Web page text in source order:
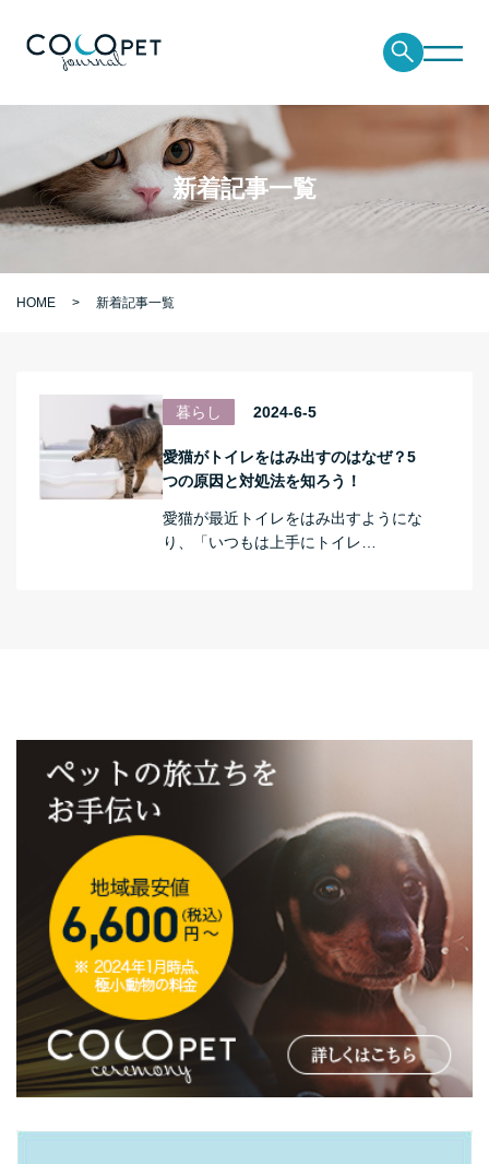
新着記事一覧
HOME 新着記事一覧
暮らし 2024-6-5
愛猫がトイレをはみ出すのはなぜ？5
つの原因と対処法を知ろう！
愛猫が最近トイレをはみ出すようにな
り、「いつもは上手にトイレ…